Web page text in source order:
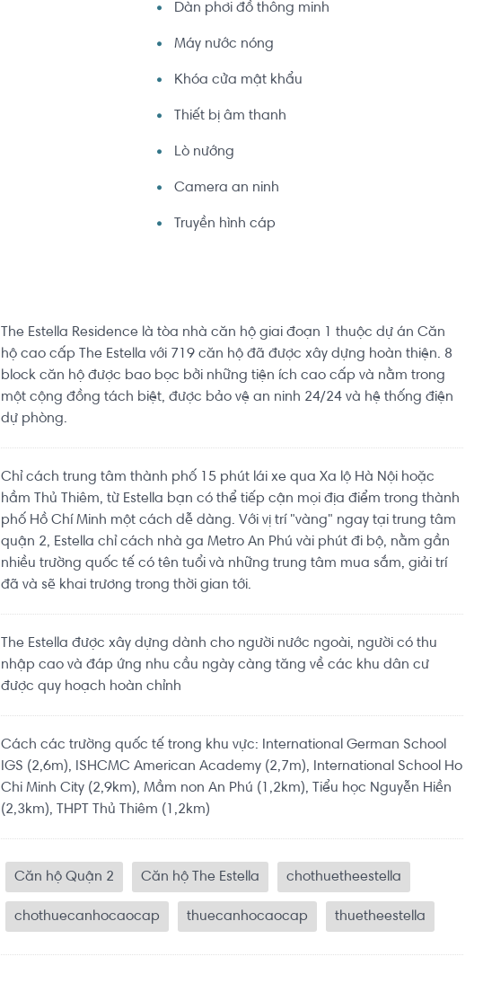
Dàn phơi đồ thông minh
Máy nước nóng
Khóa cửa mật khẩu
Thiết bị âm thanh
Lò nướng
Camera an ninh
Truyền hình cáp
The Estella Residence là tòa nhà căn hộ giai đoạn 1 thuộc dự án Căn
hộ cao cấp The Estella với 719 căn hộ đã được xây dựng hoàn thiện. 8
block căn hộ được bao bọc bởi những tiện ích cao cấp và nằm trong
một cộng đồng tách biệt, được bảo vệ an ninh 24/24 và hệ thống điện
dự phòng.
Chỉ cách trung tâm thành phố 15 phút lái xe qua Xa lộ Hà Nội hoặc
hầm Thủ Thiêm, từ Estella bạn có thể tiếp cận mọi địa điểm trong thành
phố Hồ Chí Minh một cách dễ dàng. Với vị trí "vàng" ngay tại trung tâm
quận 2, Estella chỉ cách nhà ga Metro An Phú vài phút đi bộ, nằm gần
nhiều trường quốc tế có tên tuổi và những trung tâm mua sắm, giải trí
đã và sẽ khai trương trong thời gian tới.
The Estella được xây dựng dành cho người nước ngoài, người có thu
nhập cao và đáp ứng nhu cầu ngày càng tăng về các khu dân cư
được quy hoạch hoàn chỉnh
Cách các trường quốc tế trong khu vực: International German School
IGS (2,6m), ISHCMC American Academy (2,7m), International School Ho
Chi Minh City (2,9km), Mầm non An Phú (1,2km), Tiểu học Nguyễn Hiền
(2,3km), THPT Thủ Thiêm (1,2km)
Căn hộ Quận 2 Căn hộ The Estella chothuetheestella
chothuecanhocaocap thuecanhocaocap thuetheestella